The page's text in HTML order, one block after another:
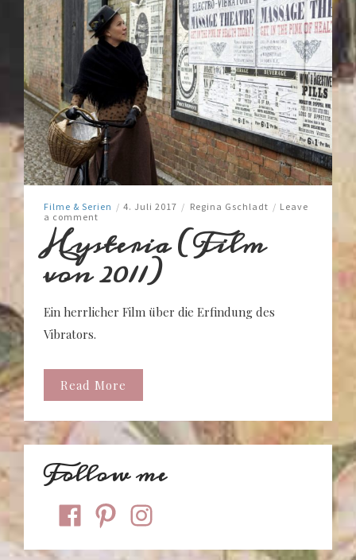
Filme & Serien / 4. Juli 2017 / Regina Gschladt / Leave
a comment
Hysteria (Film
von 2011)
Ein herrlicher Film über die Erfindung des
Vibrators.
Read More
Follow me
facebookpinterestinstagram